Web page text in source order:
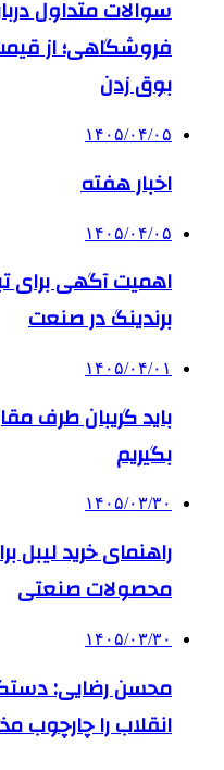
سوالات متداول
فروشگاهی؛ از
بوق زدن
۱۴۰۵/۰۴/۰۵
اخبار هفته
۱۴۰۵/۰۴/۰۵
اهمیت آگهی برای
برندینگ در صنعت
۱۴۰۵/۰۴/۰۱
باید گریبان طرف
بگیریم
۱۴۰۵/۰۳/۳۰
راهنمای خرید لیبل
محصولات صنعتی
۱۴۰۵/۰۳/۳۰
محسن رضایی:
انقلاب را چارچوب